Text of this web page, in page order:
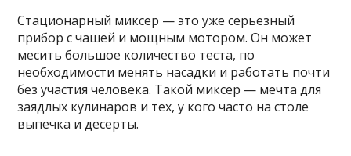
Стационарный миксер — это уже серьезный
прибор с чашей и мощным мотором. Он может
месить большое количество теста, по
необходимости менять насадки и работать почти
без участия человека. Такой миксер — мечта для
заядлых кулинаров и тех, у кого часто на столе
выпечка и десерты.